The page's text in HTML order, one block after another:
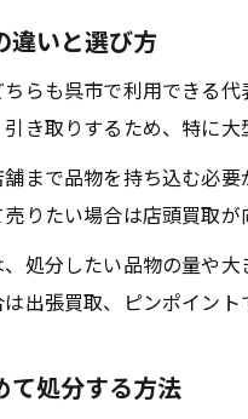
違いと選び方
らも呉市で利用できる
き取りするため、特に
まで品物を持ち込む必
りたい場合は店頭買取が
処分したい品物の量や
出張買取、ピンポイン
て処分する方法